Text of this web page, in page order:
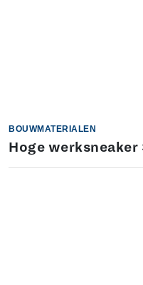
BOUWMATERIALEN
Hoge